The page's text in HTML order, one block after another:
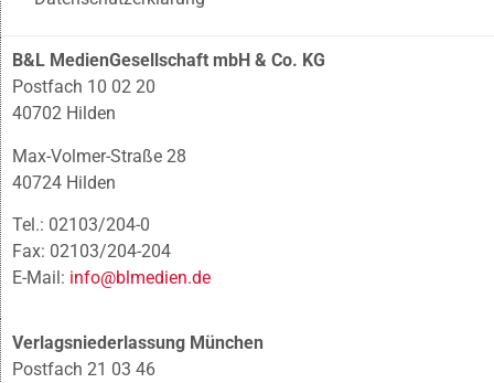
B&L MedienGesellschaft mbH & Co. KG
Postfach 10 02 20
40702 Hilden
Max-Volmer-Straße 28
40724 Hilden
Tel.: 02103/204-0
Fax: 02103/204-204
E-Mail: info@blmedien.de
Verlagsniederlassung München
Postfach 21 03 46